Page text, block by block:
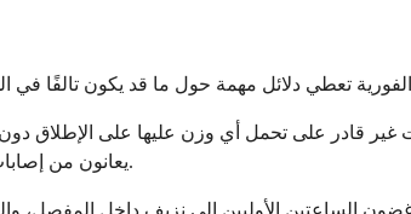
غير قادر على تحمل أي وزن عليها على الإطلاق
يعانون من إصابات خطيرة المشي مع بعض الانزعاج، لذا هذا ليس العامل الوحيد الذي يجب مراعاته.